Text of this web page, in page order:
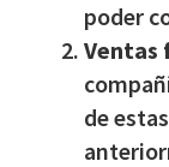
poder
Ventas
de